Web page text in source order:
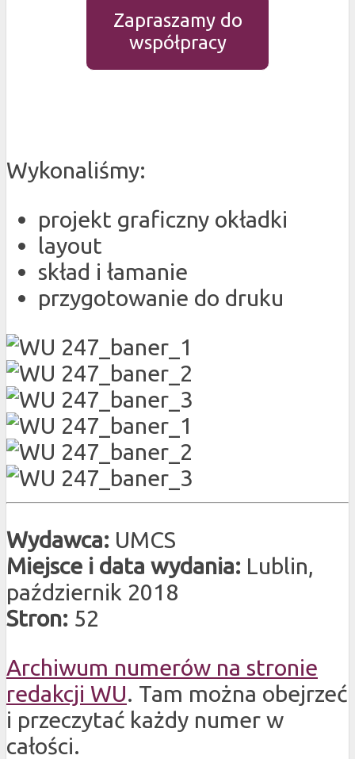
Zapraszamy do
współpracy
Wykonaliśmy:
projekt graficzny okładki
layout
skład i łamanie
przygotowanie do druku
Wydawca: UMCS
Miejsce i data wydania: Lublin,
październik 2018
Stron: 52
Archiwum numerów na stronie
redakcji WU. Tam można obejrzeć
i przeczytać każdy numer w
całości.